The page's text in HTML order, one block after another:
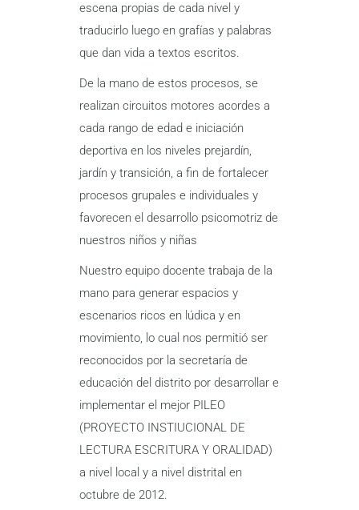
escena propias de cada nivel y
traducirlo luego en grafías y palabras
que dan vida a textos escritos.
De la mano de estos procesos, se
realizan circuitos motores acordes a
cada rango de edad e iniciación
deportiva en los niveles prejardín,
jardín y transición, a fin de fortalecer
procesos grupales e individuales y
favorecen el desarrollo psicomotriz de
nuestros niños y niñas
Nuestro equipo docente trabaja de la
mano para generar espacios y
escenarios ricos en lúdica y en
movimiento, lo cual nos permitió ser
reconocidos por la secretaría de
educación del distrito por desarrollar e
implementar el mejor PILEO
(PROYECTO INSTIUCIONAL DE
LECTURA ESCRITURA Y ORALIDAD)
a nivel local y a nivel distrital en
octubre de 2012.